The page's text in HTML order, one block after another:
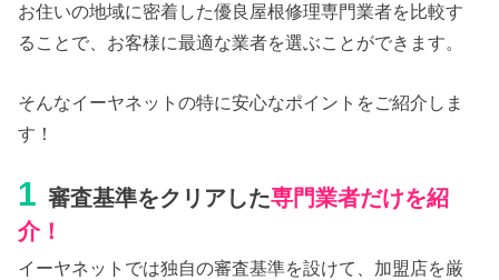
お住いの地域に密着した優良屋根修理専門業者を比較す
ることで、お客様に最適な業者を選ぶことができます。
そんなイーヤネットの特に安心なポイントをご紹介しま
す！
1 審査基準をクリアした専門業者だけを紹
介！
イーヤネットでは独自の審査基準を設けて、加盟店を厳